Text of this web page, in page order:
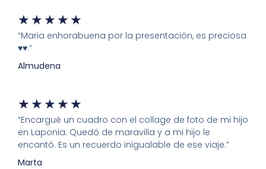
★ ★ ★ ★ ★
“Maria enhorabuena por la presentación, es preciosa
♥️♥️.”
Almudena
★ ★ ★ ★ ★
“Encargué un cuadro con el collage de foto de mi hijo
en Laponia. Quedó de maravilla y a mi hijo le
encantó. Es un recuerdo inigualable de ese viaje.”
Marta